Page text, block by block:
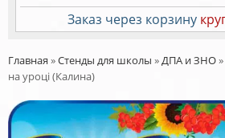
Заказ через корзину
Главная »Стенды для школы »ДПА и ЗНО»
на уроці (Калина)